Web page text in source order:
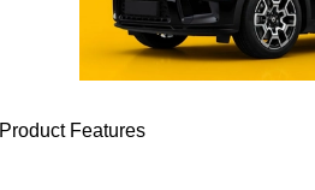
Product Features